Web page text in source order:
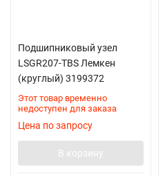
Подшипниковый узел
LSGR207-TBS Лемкен
(круглый) 3199372
Этот товар временно
недоступен для заказа
Цена по запросу
В корзину